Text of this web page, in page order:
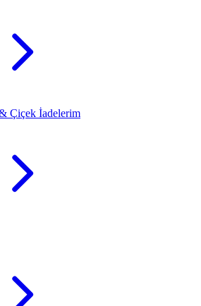
Çiçek İadelerim